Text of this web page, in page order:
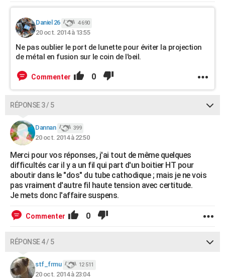
Daniel 26 4 690
20 oct. 2014 à 13:55
Ne pas oublier le port de lunette pour éviter la projection
de métal en fusion sur le coin de l'oeil.
Commenter 0
RÉPONSE 3 / 5
Dannan 399
20 oct. 2014 à 22:50
Merci pour vos réponses, j'ai tout de même quelques
difficultés car il y a un fil qui part d'un boitier HT pour
aboutir dans le "dos" du tube cathodique ; mais je ne vois
pas vraiment d'autre fil haute tension avec certitude.
Je mets donc l'affaire suspens.
Commenter 0
RÉPONSE 4 / 5
stf_frmu 12 511
20 oct. 2014 à 23:04